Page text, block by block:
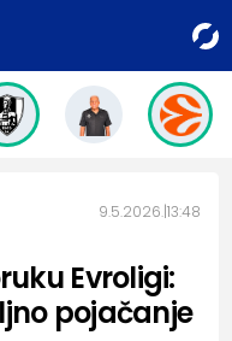
9.5.2026. 13:48
Evroligi:
pojačanje